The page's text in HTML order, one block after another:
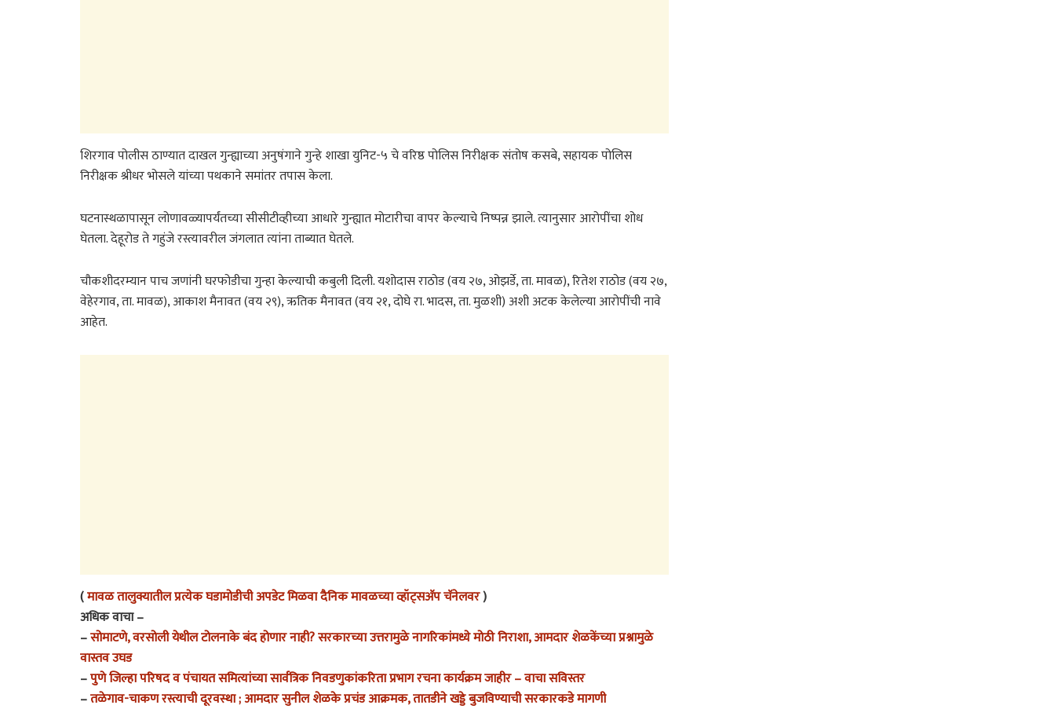
शिरगाव पोलीस ठाण्यात दाखल गुन्ह्याच्या अनुषंगाने गुन्हे शाखा युनिट-५ चे वरिष्ठ पोलिस निरीक्षक संतोष कसबे, सहायक पोलिस
निरीक्षक श्रीधर भोसले यांच्या पथकाने समांतर तपास केला.
घटनास्थळापासून लोणावळ्यापर्यंतच्या सीसीटीव्हीच्या आधारे गुन्ह्यात मोटारीचा वापर केल्याचे निष्पन्न झाले. त्यानुसार आरोपींचा शोध
घेतला. देहूरोड ते गहुंजे रस्त्यावरील जंगलात त्यांना ताब्यात घेतले.
चौकशीदरम्यान पाच जणांनी घरफोडीचा गुन्हा केल्याची कबुली दिली. यशोदास राठोड (वय २७, ओझर्डे, ता. मावळ), रितेश राठोड (वय २७,
वेहेरगाव, ता. मावळ), आकाश मैनावत (वय २९), ऋतिक मैनावत (वय २१, दोघे रा. भादस, ता. मुळशी) अशी अटक केलेल्या आरोपींची नावे
आहेत.
(मावळ तालुक्यातील प्रत्येक घडामोडीची अपडेट मिळवा दैनिक मावळच्या व्हॉट्सअ‍ॅप चॅनेलवर)
अधिक वाचा –
–सोमाटणे, वरसोली येथील टोलनाके बंद होणार नाही? सरकारच्या उत्तरामुळे नागरिकांमध्ये मोठी निराशा, आमदार शेळकेंच्या प्रश्नामुळे
वास्तव उघड
–पुणे जिल्हा परिषद व पंचायत समित्यांच्या सार्वत्रिक निवडणुकांकरिता प्रभाग रचना कार्यक्रम जाहीर – वाचा सविस्तर
–तळेगाव-चाकण रस्त्याची दूरवस्था ; आमदार सुनील शेळके प्रचंड आक्रमक, तातडीने खड्डे बुजविण्याची सरकारकडे मागणी